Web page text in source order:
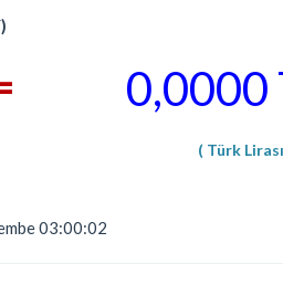
0,0000
( Türk
03:00:02